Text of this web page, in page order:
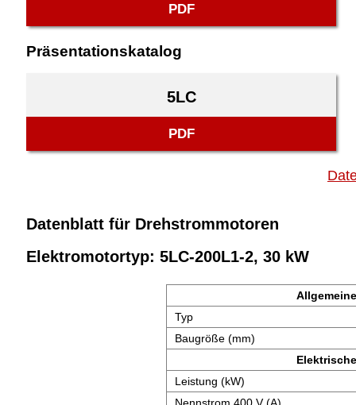
PDF
Präsentationskatalog
5LC
PDF
Datenblatt für Drehstrommotoren
Elektromotortyp: 5LC-200L1-2, 30 kW
Typ
Baugröße (mm)
Leistung (kW)
Nennstrom 400 V (A)